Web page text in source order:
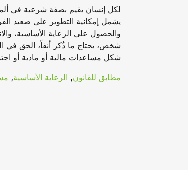
لكل إنسان يقيم بصفة شرعية في
يشمل إمكانية التطوير على صعيد
والحصول على الرعاية الأساسية،
شخص، يحتاج ما ذُكر أنفاً، الحق
شكل مساعدات مالية أو مادية أو
مطابق للقانون, الرعاية الأساسية,